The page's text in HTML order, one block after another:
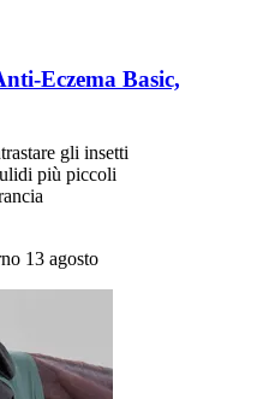
​Eczema Basic,
gli insetti
più piccoli
13 agosto